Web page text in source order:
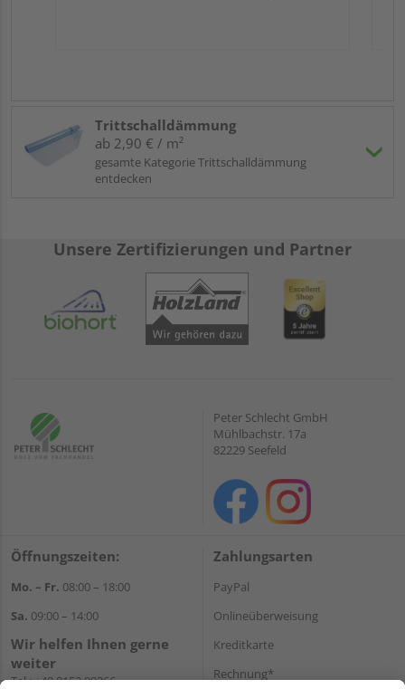
Trittschalldämmung
ab 2,90 € / m²
gesamte Kategorie Trittschalldämmung
entdecken
Unsere Zertifizierungen und Partner
Peter Schlecht GmbH
Mühlbachstr. 17a
82229 Seefeld
Öffnungszeiten:
Mo. – Fr. 08:00 – 18:00
Sa. 09:00 – 14:00
Wir helfen Ihnen gerne
weiter
Tel.:+49 8152 99266
Zahlungsarten
PayPal
Onlineüberweisung
Kreditkarte
Rechnung*